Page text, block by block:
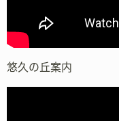
悠久の丘案内